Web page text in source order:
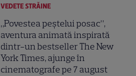
VEDETE STRĂINE
„Povestea peștelui posac”,
aventura animată inspirată
dintr-un bestseller The New
York Times, ajunge în
cinematografe pe 7 august